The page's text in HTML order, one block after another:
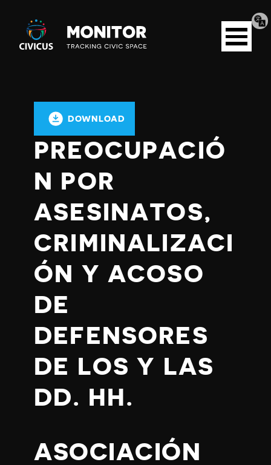
Civicus
Monitor
Open
menu
DOWNLOAD
PREOCUPACIÓ
N POR
ASESINATOS,
CRIMINALIZACI
ÓN Y ACOSO
DE
DEFENSORES
DE LOS Y LAS
DD. HH.
ASOCIACIÓN